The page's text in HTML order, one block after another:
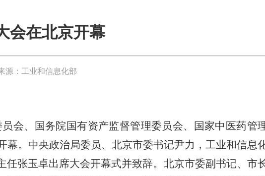
会在北京开幕
源：工业和信息化部
会、国务院国有资产监督管理委员会、国家中医药管
。中央政治局委员、北京市委书记尹力，工业和信息
张玉卓出席大会开幕式并致辞。北京市委副书记、市